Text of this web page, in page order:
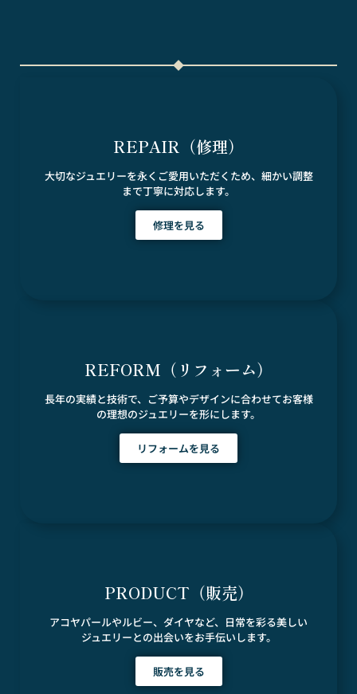
REPAIR（修理）
大切なジュエリーを永くご愛用いただくため、細かい調整
まで丁寧に対応します。
修理を見る
REFORM（リフォーム）
長年の実績と技術で、ご予算やデザインに合わせてお客様
の理想のジュエリーを形にします。
リフォームを見る
PRODUCT（販売）
アコヤパールやルビー、ダイヤなど、日常を彩る美しい
ジュエリーとの出会いをお手伝いします。
販売を見る